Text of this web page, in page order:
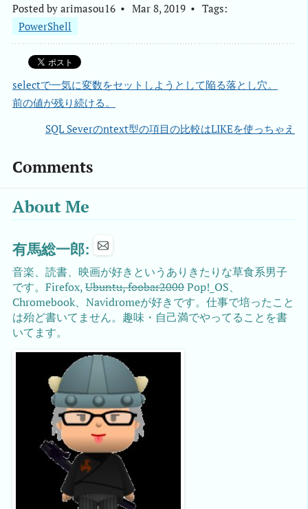
Posted by arimasou16 Mar 8, 2019
Tags:
PowerShell
selectで一気に変数をセットしようとして陥る落とし穴。
前の値が残り続ける。
SQL Severのntext型の項目の比較はLIKEを使っちゃえ
Comments
About Me
有馬総一郎:
音楽、読書、映画が好きというありきたりな草食系男子
です。Firefox,Ubuntu, foobar2000Pop!_OS、
Chromebook、Navidromeが好きです。仕事で培ったこと
は殆ど書いてません。趣味・自己満でやってることを書
いてます。